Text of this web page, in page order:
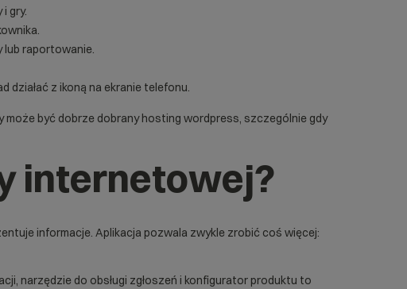
gry.
lub raportowanie.
działać z ikoną na ekranie telefonu.
być dobrze dobranyhosting wordpress, szczególnie gdy
internetowej?
informacje. Aplikacja pozwala zwykle zrobić coś więcej:
narzędzie do obsługi zgłoszeń i konfigurator produktu to